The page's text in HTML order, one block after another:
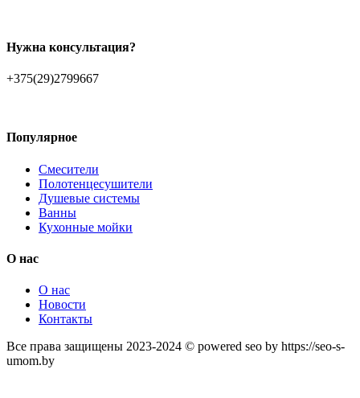
Нужна консультация?
+375(29)2799667
Популярное
Смесители
Полотенцесушители
Душевые системы
Ванны
Кухонные мойки
О нас
О нас
Новости
Контакты
Все права защищены 2023-2024 © powered seo by https://seo-s-
umom.by